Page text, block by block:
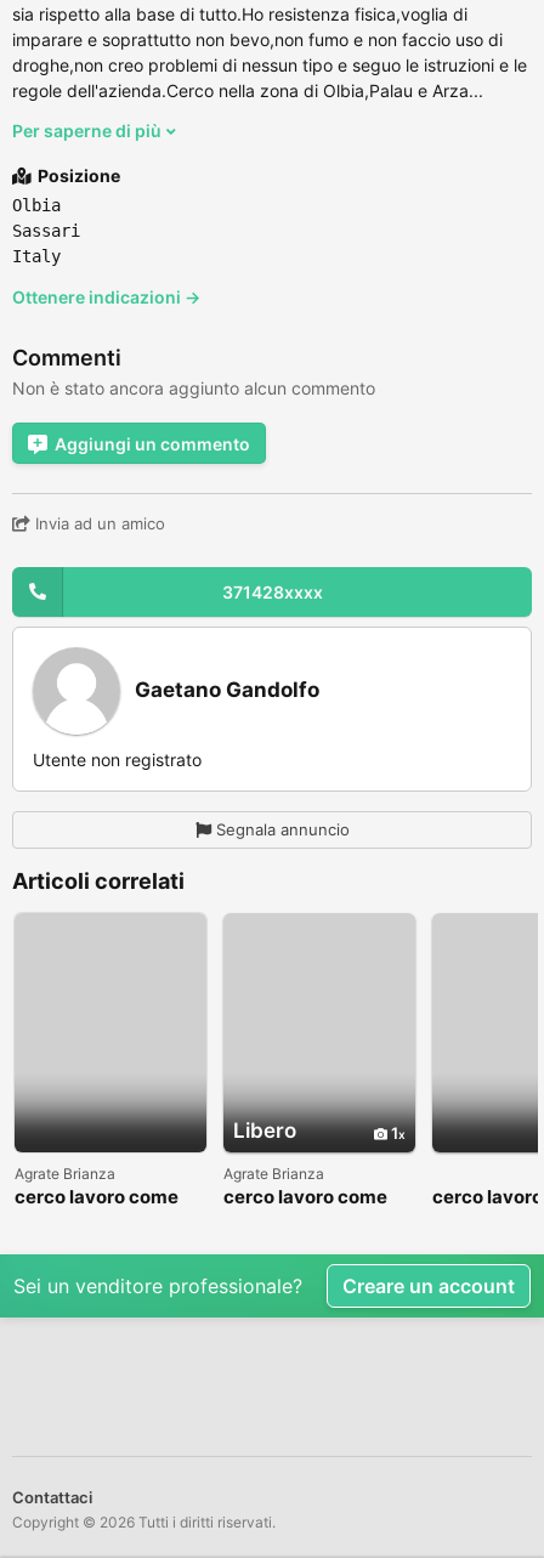
sia rispetto alla base di tutto.Ho resistenza fisica,voglia di
imparare e soprattutto non bevo,non fumo e non faccio uso di
droghe,non creo problemi di nessun tipo e seguo le istruzioni e le
regole dell'azienda.Cerco nella zona di Olbia,Palau e Arza...
Per saperne di più
Posizione
Olbia
Sassari
Italy
Ottenere indicazioni →
Commenti
Non è stato ancora aggiunto alcun commento
Aggiungi un commento
Invia ad un amico
371428xxxx
Gaetano Gandolfo
Utente non registrato
Segnala annuncio
Articoli correlati
Agrate Brianza
cerco lavoro come
Libero 1
Agrate Brianza
cerco lavoro come
cerco
Sei un venditore professionale? Creare un account
Contattaci
Copyright © 2026 Tutti i diritti riservati.